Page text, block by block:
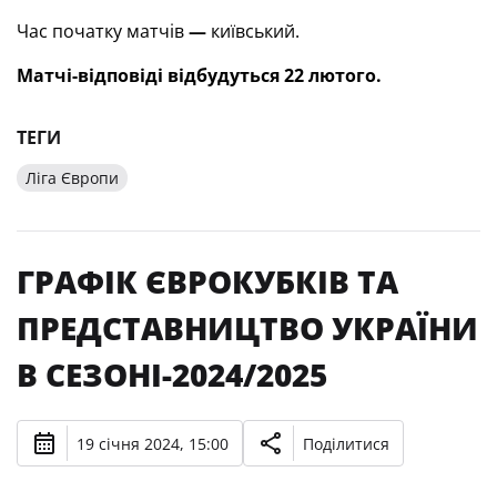
Час початку матчів— київський.
Матчі-відповіді відбудуться 22 лютого.
ТЕГИ
Ліга Європи
ГРАФІК ЄВРОКУБКІВ ТА
ПРЕДСТАВНИЦТВО УКРАЇНИ
В СЕЗОНІ-2024/2025
19 січня 2024, 15:00 Поділитися